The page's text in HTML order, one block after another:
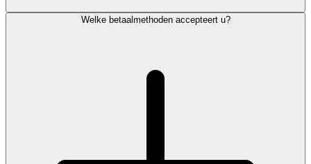
Welke betaalmethoden accepteert u?